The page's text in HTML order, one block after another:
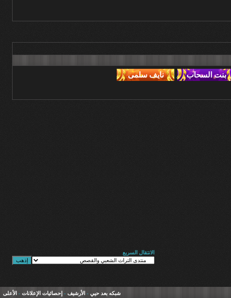
الانتقال السريع
شبكه بعد حيي - الأرشيف - إحصائيات الإعلانات - الأعلى